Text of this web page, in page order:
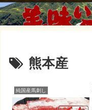
熊本産
純国産馬刺し